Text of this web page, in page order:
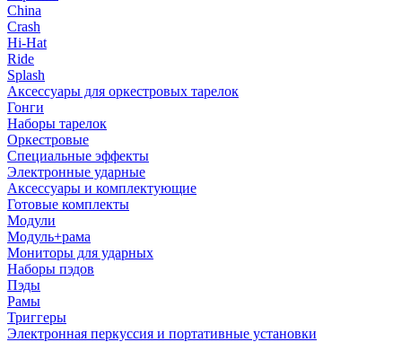
China
Crash
Hi-Hat
Ride
Splash
Аксессуары для оркестровых тарелок
Гонги
Наборы тарелок
Оркестровые
Специальные эффекты
Электронные ударные
Аксессуары и комплектующие
Готовые комплекты
Модули
Модуль+рама
Мониторы для ударных
Наборы пэдов
Пэды
Рамы
Триггеры
Электронная перкуссия и портативные установки